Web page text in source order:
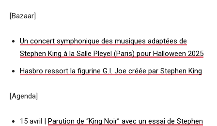
[Bazaar]
Un concert symphonique des musiques adaptées de
Stephen King à la Salle Pleyel (Paris) pour Halloween 2025
Hasbro ressort la figurine G.I. Joe créée par Stephen King
[Agenda]
15 avril | Parution de “King Noir” avec un essai de Stephen